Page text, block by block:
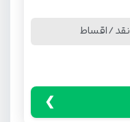
نقد / اقساط